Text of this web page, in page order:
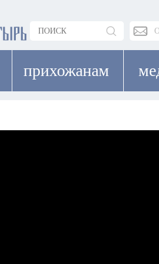
прихожанам